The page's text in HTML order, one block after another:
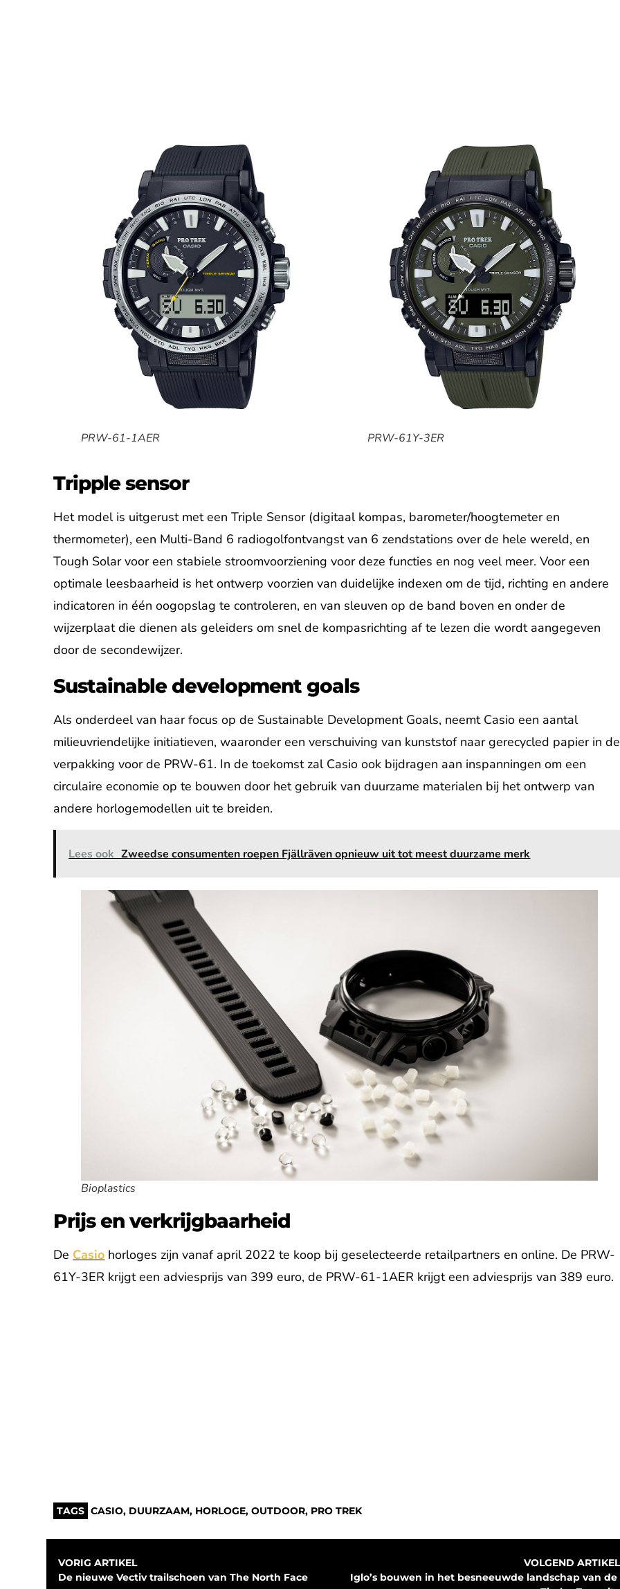
PRW-61-1AER PRW-61Y-3ER
Tripple sensor
Het model is uitgerust met een Triple Sensor (digitaal kompas, barometer/hoogtemeter en
thermometer), een Multi-Band 6 radiogolfontvangst van 6 zendstations over de hele wereld, en
Tough Solar voor een stabiele stroomvoorziening voor deze functies en nog veel meer. Voor een
optimale leesbaarheid is het ontwerp voorzien van duidelijke indexen om de tijd, richting en andere
indicatoren in één oogopslag te controleren, en van sleuven op de band boven en onder de
wijzerplaat die dienen als geleiders om snel de kompasrichting af te lezen die wordt aangegeven
door de secondewijzer.
Sustainable development goals
Als onderdeel van haar focus op de Sustainable Development Goals, neemt Casio een aantal
milieuvriendelijke initiatieven, waaronder een verschuiving van kunststof naar gerecycled papier in de
verpakking voor de PRW-61. In de toekomst zal Casio ook bijdragen aan inspanningen om een
circulaire economie op te bouwen door het gebruik van duurzame materialen bij het ontwerp van
andere horlogemodellen uit te breiden.
Lees ook Zweedse consumenten roepen Fjällräven opnieuw uit tot meest duurzame merk
Bioplastics
Prijs en verkrijgbaarheid
De Casio horloges zijn vanaf april 2022 te koop bij geselecteerde retailpartners en online. De PRW-
61Y-3ER krijgt een adviesprijs van 399 euro, de PRW-61-1AER krijgt een adviesprijs van 389 euro.
TAGS CASIO, DUURZAAM, HORLOGE,OUTDOOR, PRO TREK
VORIG ARTIKEL
De nieuwe Vectiv trailschoen van The North Face
VOLGEND ARTIKEL
Iglo’s bouwen in het besneeuwde landschap van de